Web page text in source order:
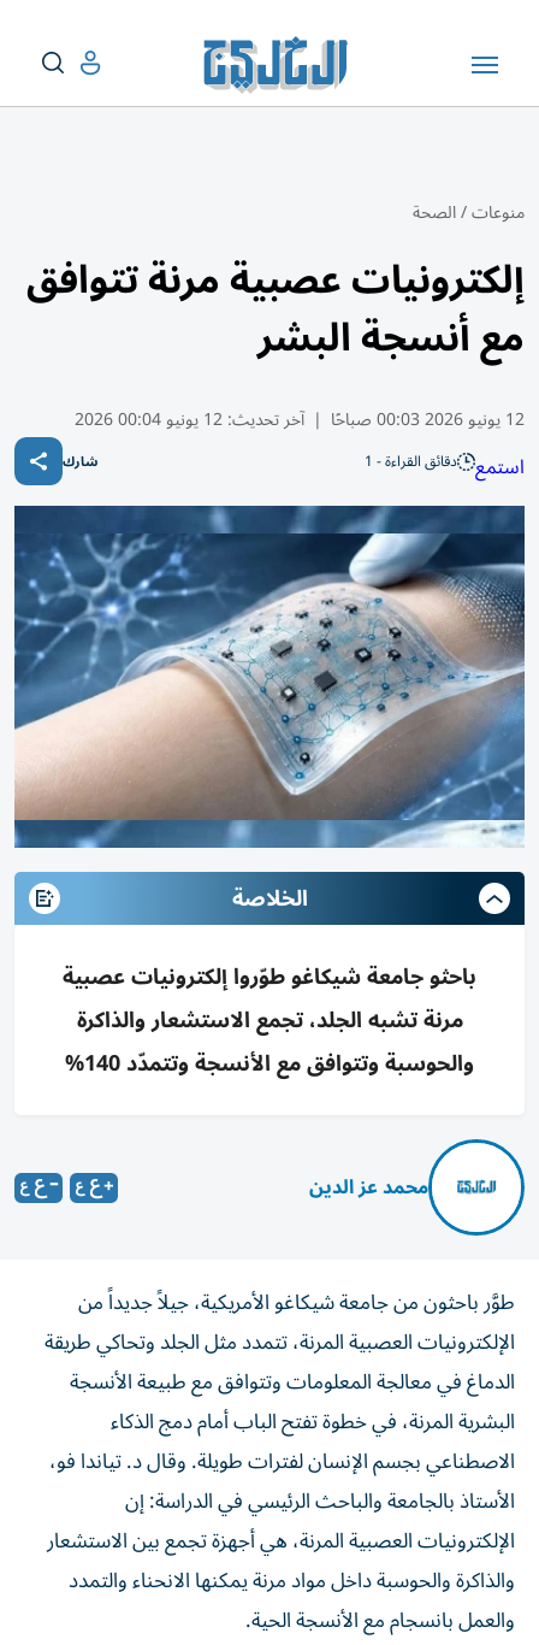
منوعات/الصحة
إلكترونيات عصبية مرنة تتوافق
مع أنسجة البشر
12 يونيو 2026 00:03 صباحًا | آخر تحديث:12 يونيو 00:04 2026
استمع دقائق القراءة - 1 شارك
الخلاصة
باحثو جامعة شيكاغو طوّروا إلكترونيات عصبية
مرنة تشبه الجلد، تجمع الاستشعار والذاكرة
والحوسبة وتتوافق مع الأنسجة وتتمدّد 140%
محمد عز الدين
طوَّر باحثون من جامعة شيكاغو الأمريكية، جيلاً جديداً من
الإلكترونيات العصبية المرنة، تتمدد مثل الجلد وتحاكي طريقة
الدماغ في معالجة المعلومات وتتوافق مع طبيعة الأنسجة
البشرية المرنة، في خطوة تفتح الباب أمام دمج الذكاء
الاصطناعي بجسم الإنسان لفترات طويلة. وقال د. تياندا فو،
الأستاذ بالجامعة والباحث الرئيسي في الدراسة: إن
الإلكترونيات العصبية المرنة، هي أجهزة تجمع بين الاستشعار
والذاكرة والحوسبة داخل مواد مرنة يمكنها الانحناء والتمدد
والعمل بانسجام مع الأنسجة الحية.